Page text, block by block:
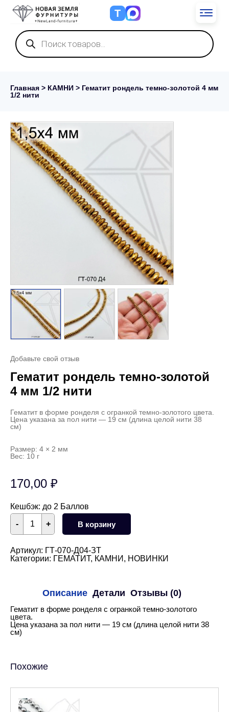
Т
Поиск
товаров
Главная > КАМНИ > Гематит рондель темно-золотой 4 мм
1/2 нити
Добавьте свой отзыв
Гематит рондель темно-золотой
4 мм 1/2 нити
Гематит в форме ронделя с огранкой темно-золотого цвета.
Цена указана за пол нити — 19 см (длина целой нити 38
см)
Размер: 4 × 2 мм
Вес: 10 г
170,00 ₽
Кешбэк: до 2 Баллов
+
Количество
товара
Гематит
темно-
золотой
нити
- В корзину
Артикул: ГТ-070-Д04-ЗТ
Категории: ГЕМАТИТ, КАМНИ , НОВИНКИ
Описание Детали Отзывы (0)
Гематит в форме ронделя с огранкой темно-золотого
цвета.
Цена указана за пол нити — 19 см (длина целой нити 38
см)
Похожие